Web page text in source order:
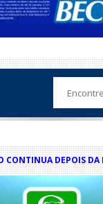
CONTINUA DEPOIS DA